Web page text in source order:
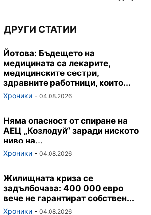
ДРУГИ СТАТИИ
Йотова: Бъдещето на
медицината са лекарите,
медицинските сестри,
здравните работници, които...
Хроники - 04.08.2026
Няма опасност от спиране на
АЕЦ „Козлодуй“ заради ниското
ниво на...
Хроники - 04.08.2026
Жилищната криза се
задълбочава: 400 000 евро
вече не гарантират собствен...
Хроники - 04.08.2026